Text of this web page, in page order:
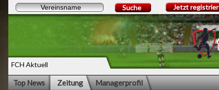
FCH Aktuell
Suche Jetzt
Top News Zeitung Managerprofil